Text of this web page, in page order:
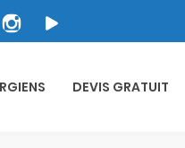
DEVIS GRATUIT